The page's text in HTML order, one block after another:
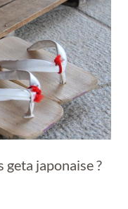
geta japonaise ?